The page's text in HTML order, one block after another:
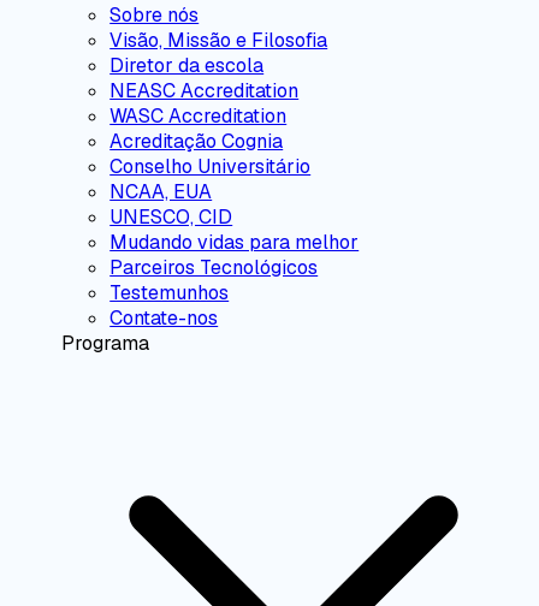
Sobre nós
Visão, Missão e Filosofia
Diretor da escola
NEASC Accreditation
WASC Accreditation
Acreditação Cognia
Conselho Universitário
NCAA, EUA
UNESCO, CID
Mudando vidas para melhor
Parceiros Tecnológicos
Testemunhos
Contate-nos
Programa